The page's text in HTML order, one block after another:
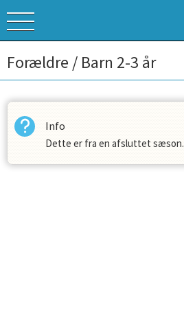
Forældre / Barn 2-3 år
Info
Dette er fra en afsluttet sæson.